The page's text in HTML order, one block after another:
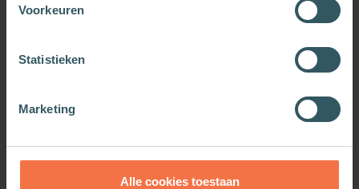
Voorkeuren
Statistieken
Marketing
Alle cookies toestaan
Meer informatie Meer informatie